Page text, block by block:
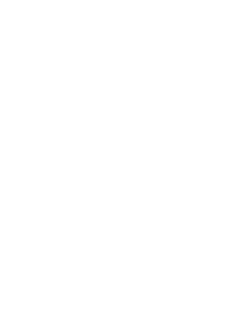
é um dos critérios.
que se inscreveram serão
que foram prestadas no